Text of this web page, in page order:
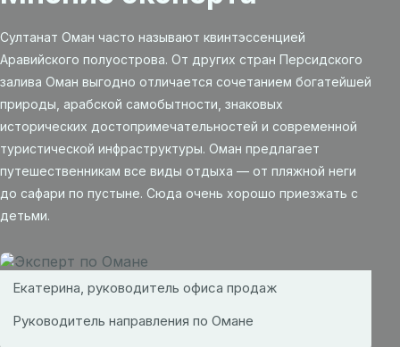
Султанат Оман часто называют квинтэссенцией
Аравийского полуострова. От других стран Персидского
залива Оман выгодно отличается сочетанием богатейшей
природы, арабской самобытности, знаковых
исторических достопримечательностей и современной
туристической инфраструктуры. Оман предлагает
путешественникам все виды отдыха — от пляжной неги
до сафари по пустыне. Сюда очень хорошо приезжать с
детьми.
Екатерина, руководитель офиса продаж
Руководитель направления по Омане